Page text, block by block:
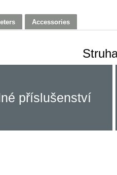
Accessories
příslušenství